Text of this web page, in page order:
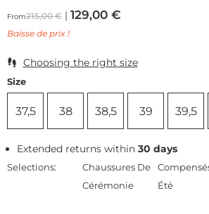
From215,00€ 129,00 €
Baisse de prix !
Choosing the right size
Size
37,5 38 38,5 39 39,5
Extended returns within30 days
Selections:
Chaussures De
Cérémonie
Été